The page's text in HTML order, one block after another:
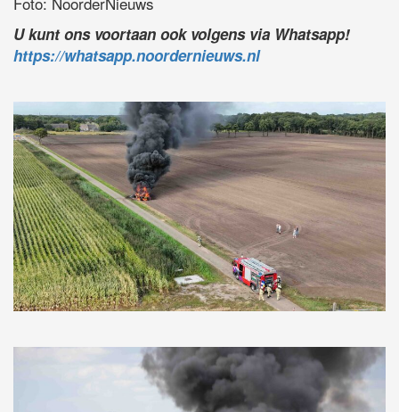
U kunt ons voortaan ook volgens via Whatsapp!
https://whatsapp.noordernieuws.nl